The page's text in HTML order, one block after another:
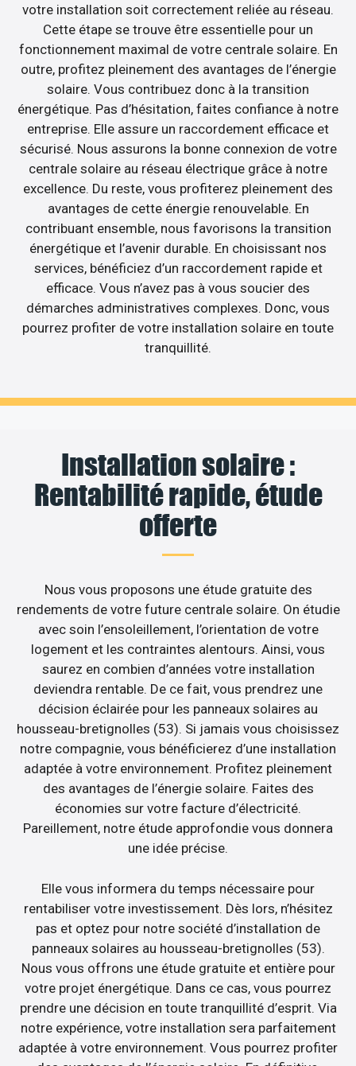
votre installation soit correctement reliée au réseau.
Cette étape se trouve être essentielle pour un
fonctionnement maximal de votre centrale solaire. En
outre, profitez pleinement des avantages de l’énergie
solaire. Vous contribuez donc à la transition
énergétique. Pas d’hésitation, faites confiance à notre
entreprise. Elle assure un raccordement efficace et
sécurisé. Nous assurons la bonne connexion de votre
centrale solaire au réseau électrique grâce à notre
excellence. Du reste, vous profiterez pleinement des
avantages de cette énergie renouvelable. En
contribuant ensemble, nous favorisons la transition
énergétique et l’avenir durable. En choisissant nos
services, bénéficiez d’un raccordement rapide et
efficace. Vous n’avez pas à vous soucier des
démarches administratives complexes. Donc, vous
pourrez profiter de votre installation solaire en toute
tranquillité.
Installation solaire :
Rentabilité rapide, étude
offerte
Nous vous proposons une étude gratuite des
rendements de votre future centrale solaire. On étudie
avec soin l’ensoleillement, l’orientation de votre
logement et les contraintes alentours. Ainsi, vous
saurez en combien d’années votre installation
deviendra rentable. De ce fait, vous prendrez une
décision éclairée pour les panneaux solaires au
housseau-bretignolles (53). Si jamais vous choisissez
notre compagnie, vous bénéficierez d’une installation
adaptée à votre environnement. Profitez pleinement
des avantages de l’énergie solaire. Faites des
économies sur votre facture d’électricité.
Pareillement, notre étude approfondie vous donnera
une idée précise.
Elle vous informera du temps nécessaire pour
rentabiliser votre investissement. Dès lors, n’hésitez
pas et optez pour notre société d’installation de
panneaux solaires au housseau-bretignolles (53).
Nous vous offrons une étude gratuite et entière pour
votre projet énergétique. Dans ce cas, vous pourrez
prendre une décision en toute tranquillité d’esprit. Via
notre expérience, votre installation sera parfaitement
adaptée à votre environnement. Vous pourrez profiter